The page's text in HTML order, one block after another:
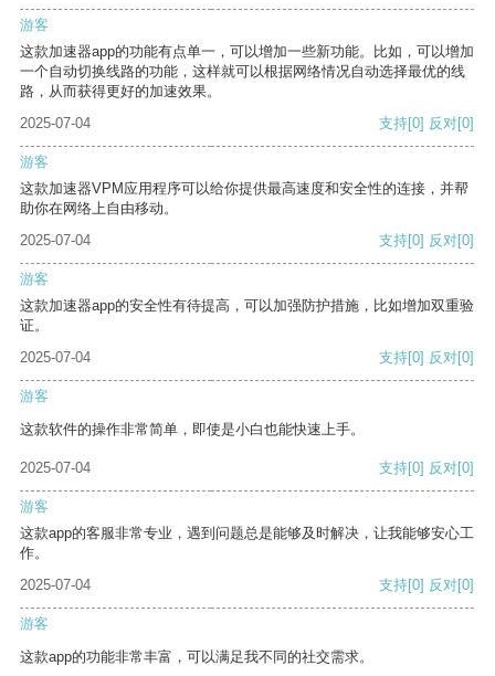
游客
这款加速器app的功能有点单一，可以增加一些新功能。比如，可以增加
一个自动切换线路的功能，这样就可以根据网络情况自动选择最优的线
路，从而获得更好的加速效果。
2025-07-04
支持[0] 反对[0]
游客
这款加速器VPM应用程序可以给你提供最高速度和安全性的连接，并帮
助你在网络上自由移动。
2025-07-04
支持[0] 反对[0]
游客
这款加速器app的安全性有待提高，可以加强防护措施，比如增加双重验
证。
2025-07-04
支持[0] 反对[0]
游客
这款软件的操作非常简单，即使是小白也能快速上手。
2025-07-04 支持[0] 反对[0]
游客
这款app的客服非常专业，遇到问题总是能够及时解决，让我能够安心工
作。
2025-07-04
支持[0] 反对[0]
游客
这款app的功能非常丰富，可以满足我不同的社交需求。